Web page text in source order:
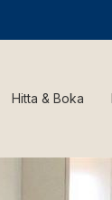
Hitta & Boka